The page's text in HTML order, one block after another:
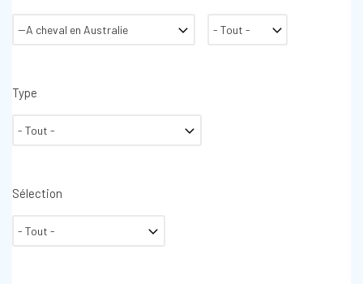
Type
Sélection